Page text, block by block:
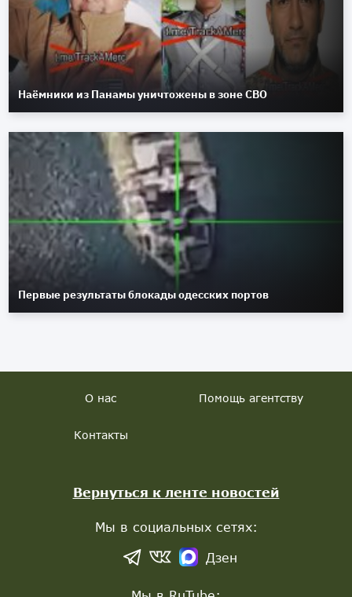
Наёмники из Панамы уничтожены в зоне СВО
Первые результаты блокады одесских портов
О нас Помощь агентству
Контакты
Вернуться к ленте новостей
Мы в социальных сетях:
Дзен